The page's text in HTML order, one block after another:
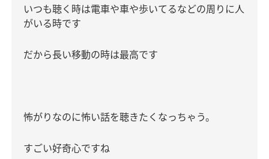
いつも聴く時は電車や車や歩いてるなどの周りに人
がいる時です
だから長い移動の時は最高です
怖がりなのに怖い話を聴きたくなっちゃう。
すごい好奇心ですね